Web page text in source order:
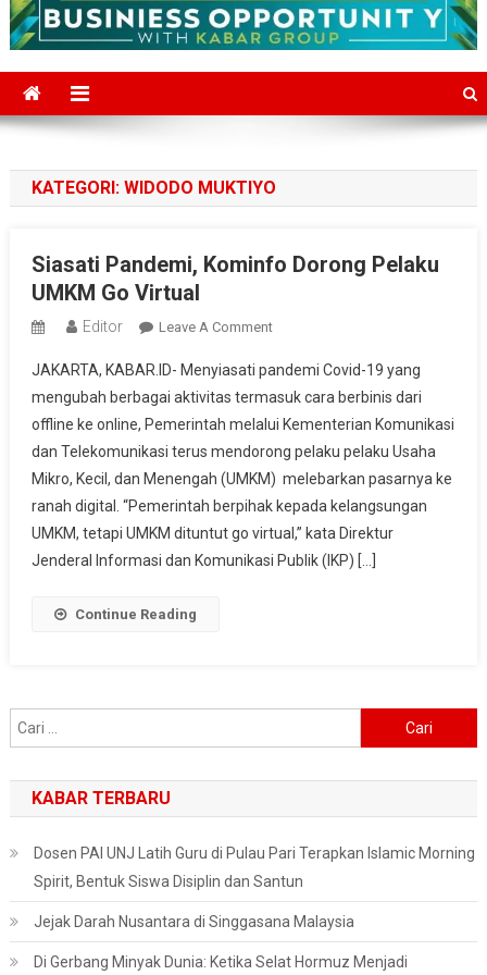
KATEGORI: WIDODO MUKTIYO
Siasati Pandemi, Kominfo Dorong Pelaku
UMKM Go Virtual
Editor Leave A CommentOn
Pandemi,
Kominfo
Dorong
Pelaku
UMKM
Go
Virtual
JAKARTA, KABAR.ID- Menyiasati pandemi Covid-19 yang
mengubah berbagai aktivitas termasuk cara berbinis dari
offline ke online, Pemerintah melalui Kementerian Komunikasi
dan Telekomunikasi terus mendorong pelaku pelaku Usaha
Mikro, Kecil, dan Menengah (UMKM) melebarkan pasarnya ke
ranah digital. “Pemerintah berpihak kepada kelangsungan
UMKM, tetapi UMKM dituntut go virtual,” kata Direktur
Jenderal Informasi dan Komunikasi Publik (IKP) […]
Continue Reading
untuk:
KABAR TERBARU
Dosen PAI UNJ Latih Guru di Pulau Pari Terapkan Islamic Morning
Spirit, Bentuk Siswa Disiplin dan Santun
Jejak Darah Nusantara di Singgasana Malaysia
Di Gerbang Minyak Dunia: Ketika Selat Hormuz Menjadi